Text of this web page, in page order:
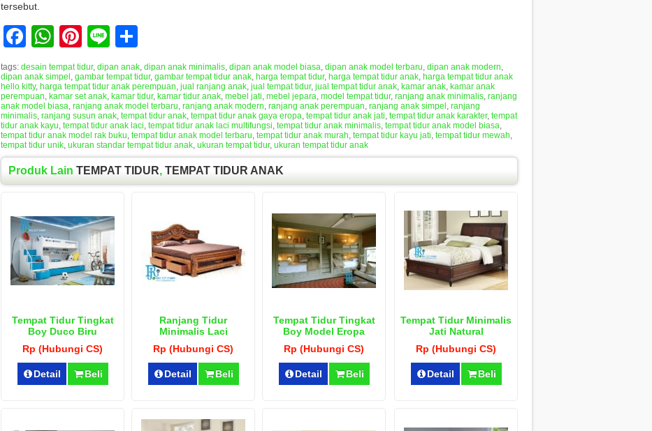
tersebut.
Facebook
WhatsApp
Pinterest
Line
tags: desain tempat tidur, dipan anak, dipan anak minimalis, dipan anak model biasa, dipan anak model terbaru, dipan anak modern,
dipan anak simpel , gambar tempat tidur, gambar tempat tidur anak, harga tempat tidur, harga tempat tidur anak, harga tempat tidur anak
hello kitty, harga tempat tidur anak perempuan, jual ranjang anak, jual tempat tidur, jual tempat tidur anak, kamar anak, kamar anak
perempuan, kamar set anak, kamar tidur, kamar tidur anak, mebel jati, mebel jepara, model tempat tidur, ranjang anak minimalis, ranjang
anak model biasa, ranjang anak model terbaru, ranjang anak modern, ranjang anak perempuan, ranjang anak simpel , ranjang
minimalis, ranjang susun anak, tempat tidur anak, tempat tidur anak gaya eropa, tempat tidur anak jati, tempat tidur anak karakter, tempat
tidur anak kayu, tempat tidur anak laci, tempat tidur anak laci multifungsi, tempat tidur anak minimalis, tempat tidur anak model biasa,
tempat tidur anak model rak buku, tempat tidur anak model terbaru, tempat tidur anak murah, tempat tidur kayu jati, tempat tidur mewah,
tempat tidur unik, ukuran standar tempat tidur anak, ukuran tempat tidur, ukuran tempat tidur anak
Produk Lain TEMPAT TIDUR, TEMPAT TIDUR ANAK
Tempat Tidur Tingkat
Boy Duco Biru
Rp (Hubungi CS)
Detail Beli
Ranjang Tidur
Minimalis Laci
Rp (Hubungi CS)
Detail Beli
Tempat Tidur Tingkat
Boy Model Eropa
Rp (Hubungi CS)
Detail Beli
Tempat Tidur Minimalis
Jati Natural
Rp (Hubungi CS)
Detail Beli